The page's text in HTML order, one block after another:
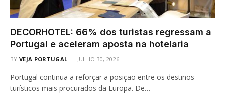
DECORHOTEL: 66% dos turistas regressam a
Portugal e aceleram aposta na hotelaria
BY VEJA PORTUGAL JULHO 30, 2026
Portugal continua a reforçar a posição entre os destinos
turísticos mais procurados da Europa. De…